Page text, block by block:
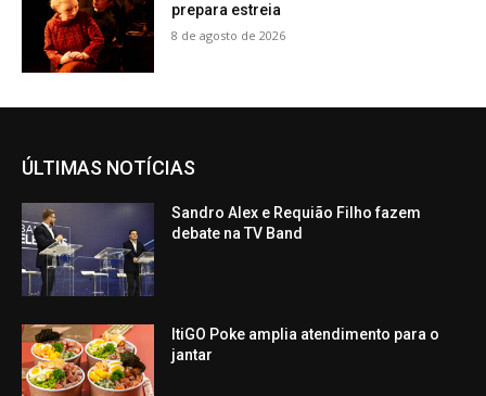
prepara estreia
8 de agosto de 2026
ÚLTIMAS NOTÍCIAS
Sandro Alex e Requião Filho fazem
debate na TV Band
ItiGO Poke amplia atendimento para o
jantar